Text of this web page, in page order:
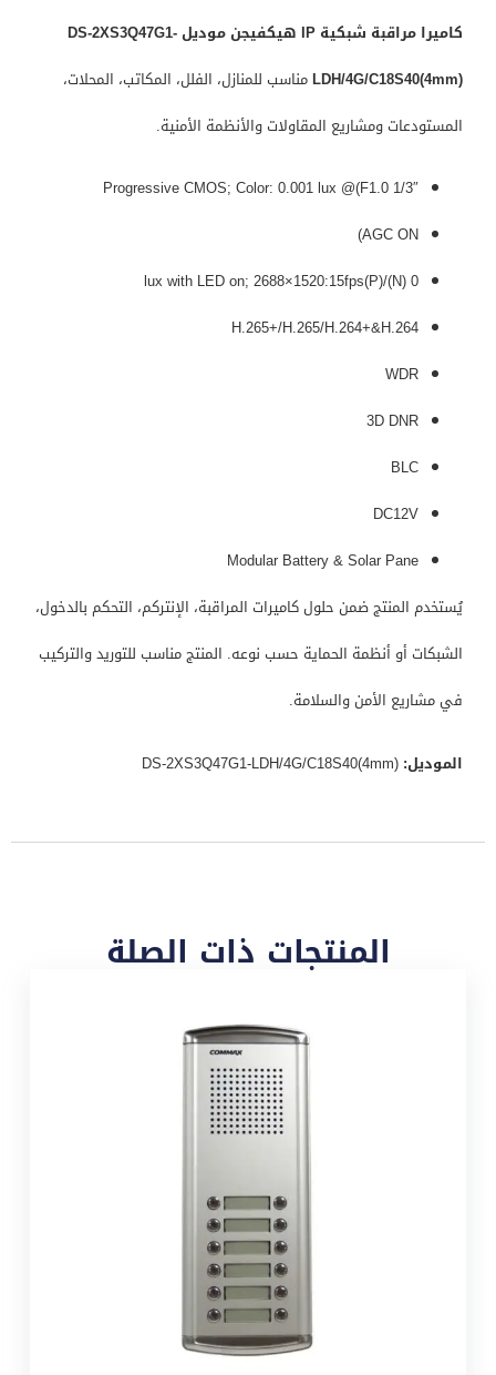
كاميرا مراقبة شبكية IP هيكفيجن موديل DS-2XS3Q47G1-
LDH/4G/C18S40(4mm)مناسب للمنازل، الفلل، المكاتب، المحلات،
المستودعات ومشاريع المقاولات والأنظمة الأمنية.
1/3″ Progressive CMOS; Color: 0.001 lux @(F1.0
AGC ON)
0 lux with LED on; 2688×1520:15fps(P)/(N)
H.265+/H.265/H.264+&H.264
WDR
3D DNR
BLC
DC12V
Modular Battery & Solar Pane
يُستخدم المنتج ضمن حلول كاميرات المراقبة، الإنتركم، التحكم بالدخول،
الشبكات أو أنظمة الحماية حسب نوعه. المنتج مناسب للتوريد والتركيب
في مشاريع الأمن والسلامة.
الموديل:
المنتجات ذات الصلة